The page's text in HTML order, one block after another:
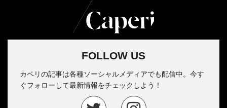
FOLLOW US
カペリの記事は各種ソーシャルメディアでも配信中。今す
ぐフォローして最新情報をチェックしよう！